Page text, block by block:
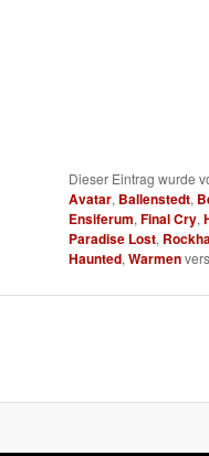
Dieser Eintrag wurde
Avatar, Ballenstedt,
Ensiferum, Final Cry,
Paradise Lost,
Haunted, Warmen